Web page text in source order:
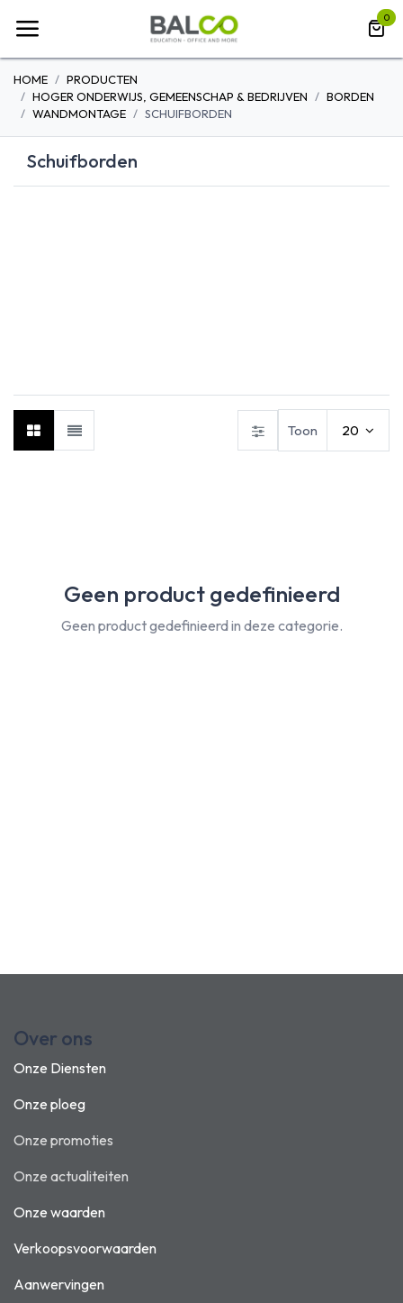
0
HOME
PRODUCTEN
HOGER ONDERWIJS, GEMEENSCHAP & BEDRIJVEN
BORDEN
WANDMONTAGE
SCHUIFBORDEN
Schuifborden
Toon 20
Geen product gedefinieerd
Geen product gedefinieerd in deze categorie.
Over ons
Onze Diensten
Onze ploeg
Onze promoties
Onze actualiteiten
Onze waarden
Verkoopsvoorwaarden
Aanwervingen